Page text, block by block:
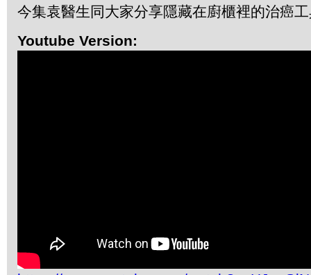
今集袁醫生同大家分享隱藏在廚櫃裡的治癌
Youtube Version: